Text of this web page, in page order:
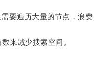
要遍历大量的节点，浪费
来减少搜索空间。